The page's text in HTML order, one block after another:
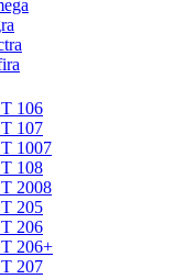
106
107
1007
108
2008
205
206
206+
207